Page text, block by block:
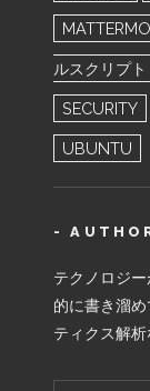
ルスクリプト
SECURITY
UBUNTU
-
テクノロジ
的に書き溜
ティクス解析